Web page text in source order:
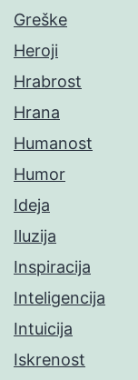
Greške
Heroji
Hrabrost
Hrana
Humanost
Humor
Ideja
Iluzija
Inspiracija
Inteligencija
Intuicija
Iskrenost